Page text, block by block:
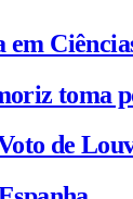
toma
de